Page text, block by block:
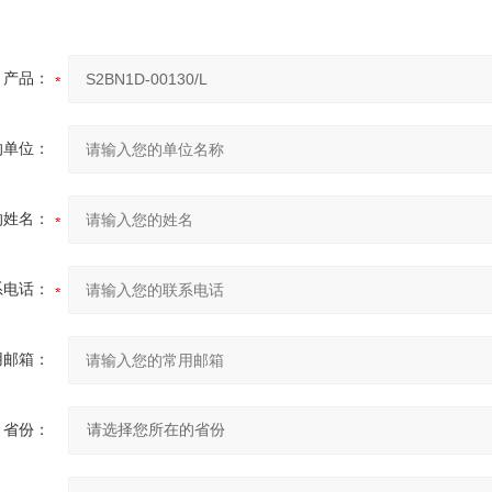
产品：
位：
名：
话：
箱：
省份：